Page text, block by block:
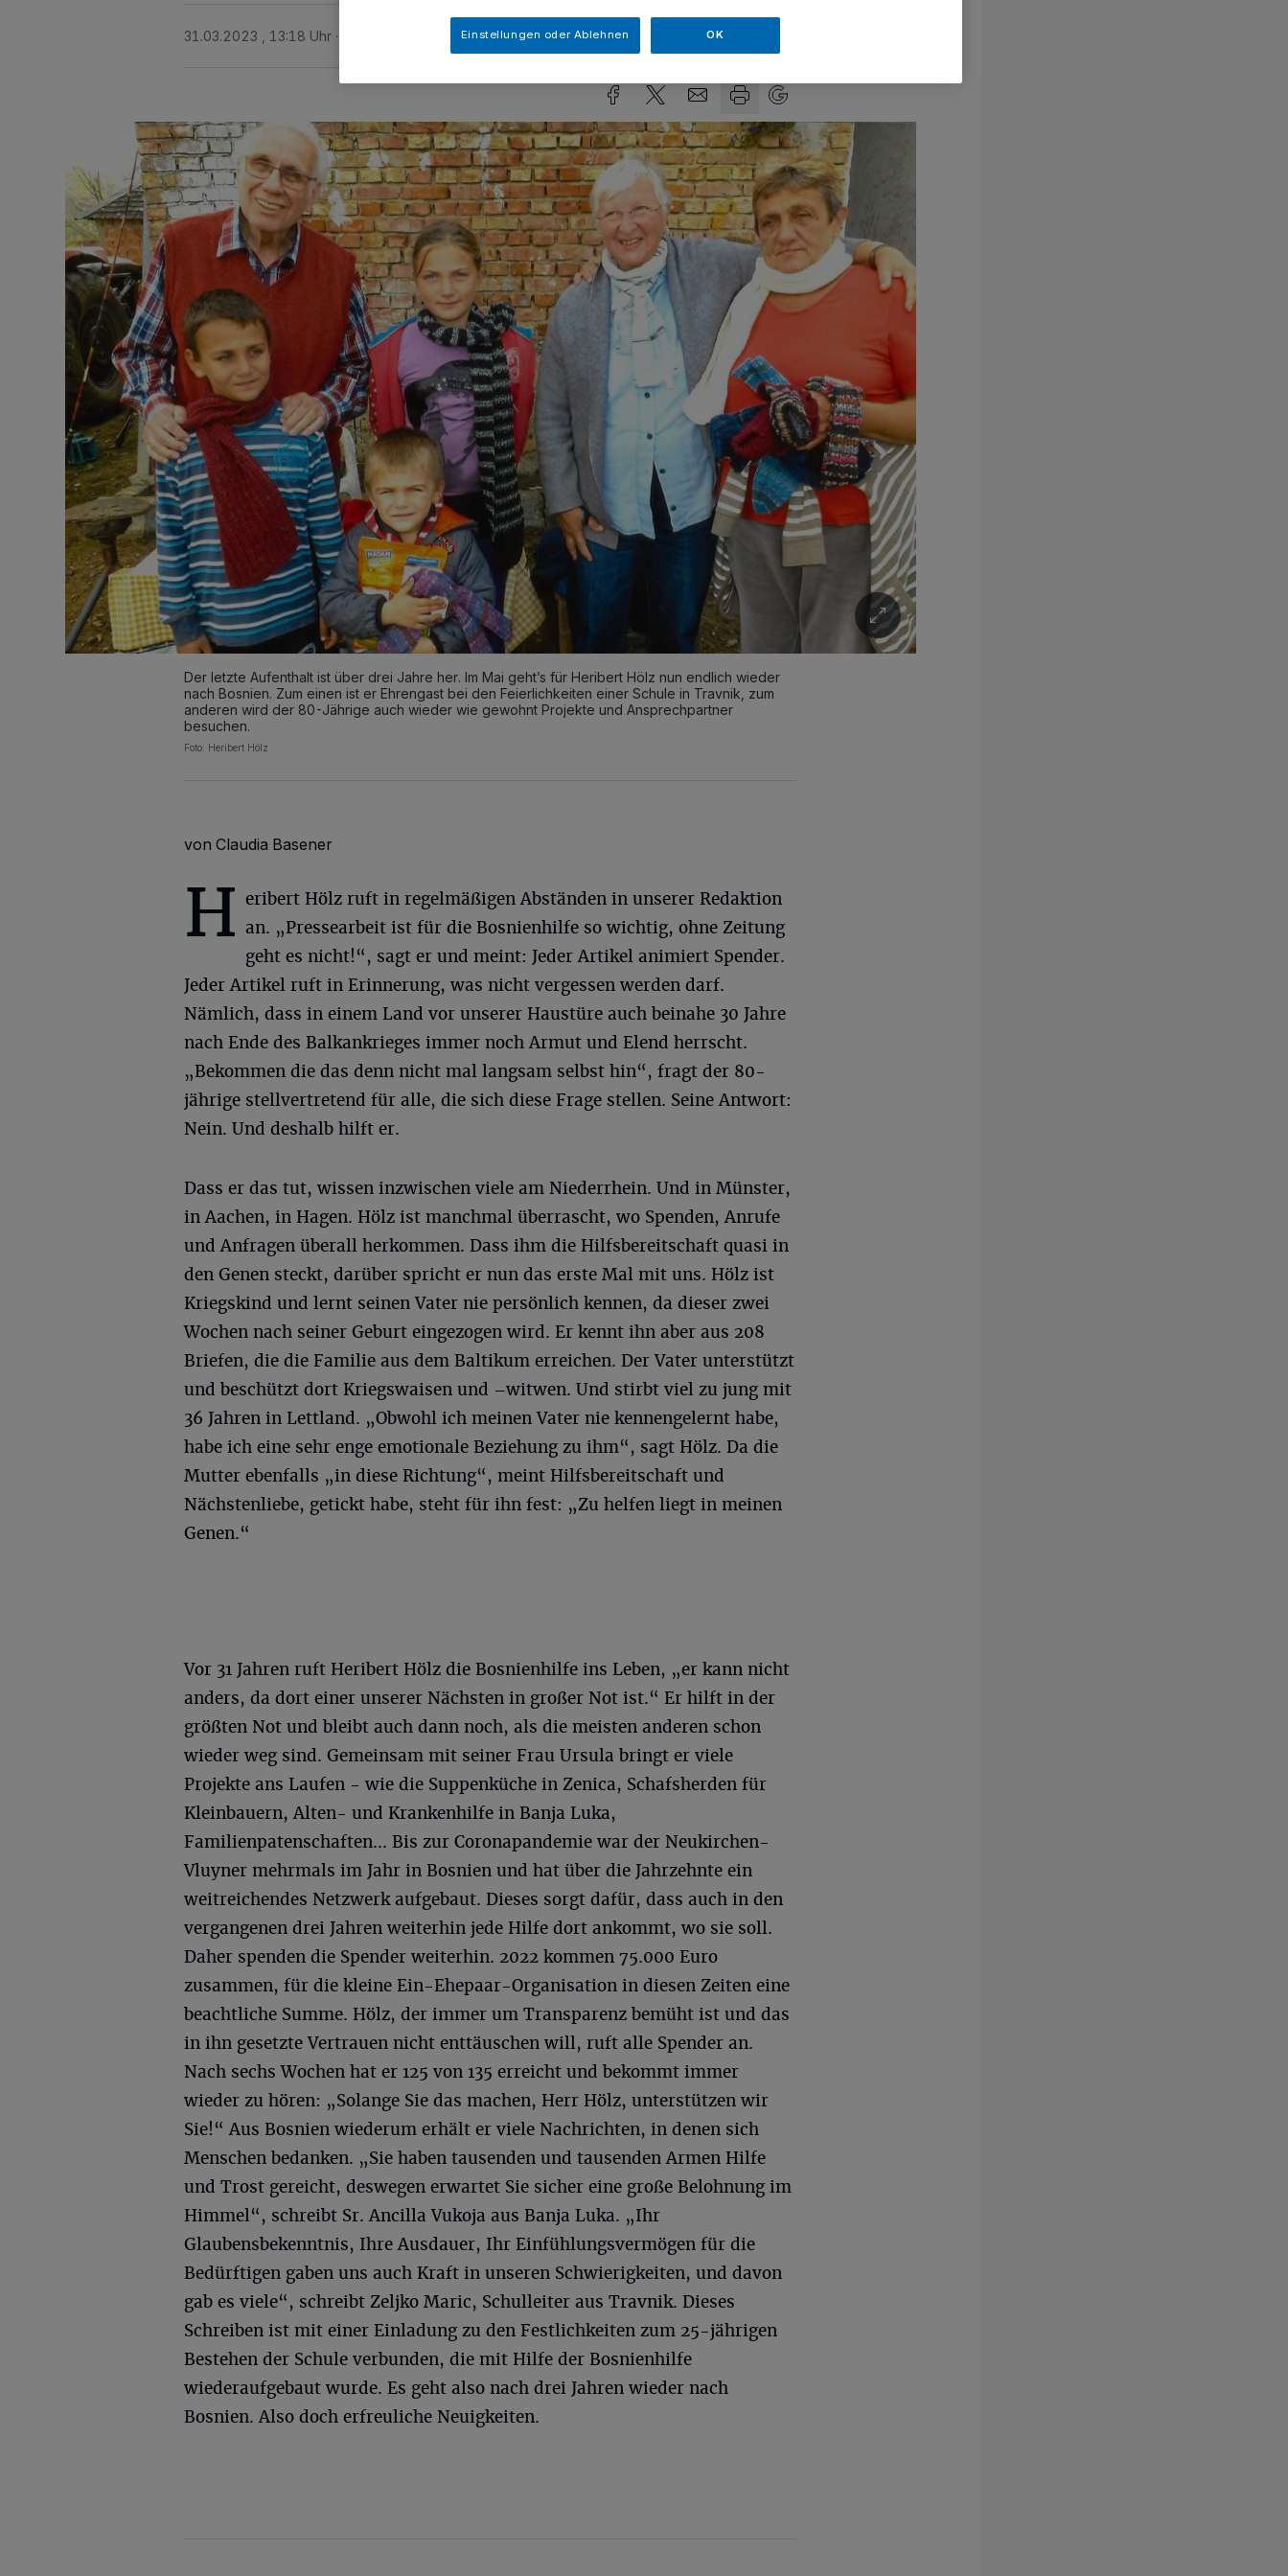
31.03.2023 , 13:18 Uhr
Der letzte Aufenthalt ist über drei Jahre her. Im Mai geht’s für Heribert Hölz nun endlich wieder
nach Bosnien. Zum einen ist er Ehrengast bei den Feierlichkeiten einer Schule in Travnik, zum
anderen wird der 80-Jährige auch wieder wie gewohnt Projekte und Ansprechpartner
besuchen.
Foto: Heribert Hölz
von Claudia Basener
H eribert Hölz ruft in regelmäßigen Abständen in unserer Redaktion
an. „Pressearbeit ist für die Bosnienhilfe so wichtig, ohne Zeitung
geht es nicht!“, sagt er und meint: Jeder Artikel animiert Spender.
Jeder Artikel ruft in Erinnerung, was nicht vergessen werden darf.
Nämlich, dass in einem Land vor unserer Haustüre auch beinahe 30 Jahre
nach Ende des Balkankrieges immer noch Armut und Elend herrscht.
„Bekommen die das denn nicht mal langsam selbst hin“, fragt der 80-
jährige stellvertretend für alle, die sich diese Frage stellen. Seine Antwort:
Nein. Und deshalb hilft er.
Dass er das tut, wissen inzwischen viele am Niederrhein. Und in Münster,
in Aachen, in Hagen. Hölz ist manchmal überrascht, wo Spenden, Anrufe
und Anfragen überall herkommen. Dass ihm die Hilfsbereitschaft quasi in
den Genen steckt, darüber spricht er nun das erste Mal mit uns. Hölz ist
Kriegskind und lernt seinen Vater nie persönlich kennen, da dieser zwei
Wochen nach seiner Geburt eingezogen wird. Er kennt ihn aber aus 208
Briefen, die die Familie aus dem Baltikum erreichen. Der Vater unterstützt
und beschützt dort Kriegswaisen und –witwen. Und stirbt viel zu jung mit
36 Jahren in Lettland. „Obwohl ich meinen Vater nie kennengelernt habe,
habe ich eine sehr enge emotionale Beziehung zu ihm“, sagt Hölz. Da die
Mutter ebenfalls „in diese Richtung“, meint Hilfsbereitschaft und
Nächstenliebe, getickt habe, steht für ihn fest: „Zu helfen liegt in meinen
Genen.“
Vor 31 Jahren ruft Heribert Hölz die Bosnienhilfe ins Leben, „er kann nicht
anders, da dort einer unserer Nächsten in großer Not ist.“ Er hilft in der
größten Not und bleibt auch dann noch, als die meisten anderen schon
wieder weg sind. Gemeinsam mit seiner Frau Ursula bringt er viele
Projekte ans Laufen - wie die Suppenküche in Zenica, Schafsherden für
Kleinbauern, Alten- und Krankenhilfe in Banja Luka,
Familienpatenschaften... Bis zur Coronapandemie war der Neukirchen-
Vluyner mehrmals im Jahr in Bosnien und hat über die Jahrzehnte ein
weitreichendes Netzwerk aufgebaut. Dieses sorgt dafür, dass auch in den
vergangenen drei Jahren weiterhin jede Hilfe dort ankommt, wo sie soll.
Daher spenden die Spender weiterhin. 2022 kommen 75.000 Euro
zusammen, für die kleine Ein-Ehepaar-Organisation in diesen Zeiten eine
beachtliche Summe. Hölz, der immer um Transparenz bemüht ist und das
in ihn gesetzte Vertrauen nicht enttäuschen will, ruft alle Spender an.
Nach sechs Wochen hat er 125 von 135 erreicht und bekommt immer
wieder zu hören: „Solange Sie das machen, Herr Hölz, unterstützen wir
Sie!“ Aus Bosnien wiederum erhält er viele Nachrichten, in denen sich
Menschen bedanken. „Sie haben tausenden und tausenden Armen Hilfe
und Trost gereicht, deswegen erwartet Sie sicher eine große Belohnung im
Himmel“, schreibt Sr. Ancilla Vukoja aus Banja Luka. „Ihr
Glaubensbekenntnis, Ihre Ausdauer, Ihr Einfühlungsvermögen für die
Bedürftigen gaben uns auch Kraft in unseren Schwierigkeiten, und davon
gab es viele“, schreibt Zeljko Maric, Schulleiter aus Travnik. Dieses
Schreiben ist mit einer Einladung zu den Festlichkeiten zum 25-jährigen
Bestehen der Schule verbunden, die mit Hilfe der Bosnienhilfe
wiederaufgebaut wurde. Es geht also nach drei Jahren wieder nach
Bosnien. Also doch erfreuliche Neuigkeiten.
Einstellungen oder Ablehnen OK